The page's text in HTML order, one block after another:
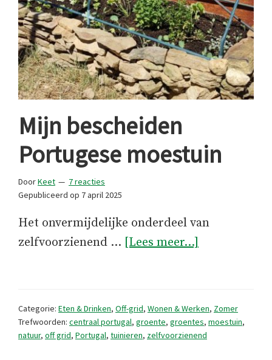
Mijn bescheiden
Portugese moestuin
DoorKeet
7 reacties
Gepubliceerd op 7 april 2025
Het onvermijdelijke onderdeel van
zelfvoorzienend … [Lees meer...]
Categorie: Eten & Drinken, Off-grid, Wonen & Werken, Zomer
Trefwoorden: centraal portugal, groente, groentes, moestuin,
natuur, off grid, Portugal, tuinieren, zelfvoorzienend